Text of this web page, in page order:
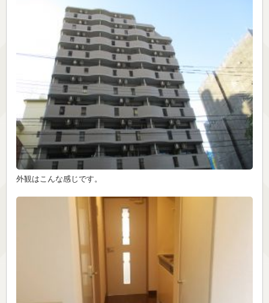
外観はこんな感じです。